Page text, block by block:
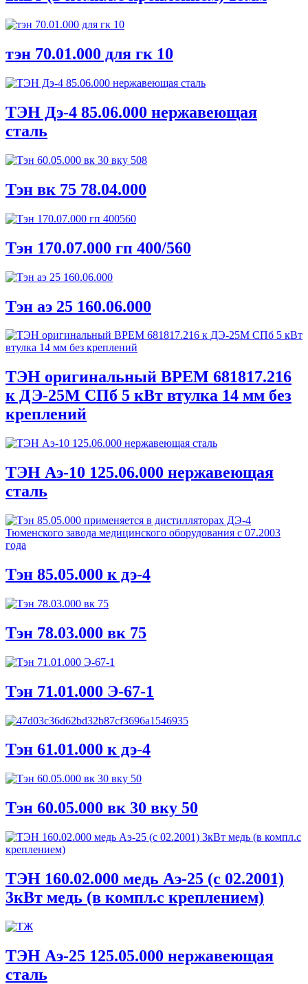
тэн 70.01.000 для гк 10
ТЭН Дэ-4 85.06.000 нержавеющая
сталь
Тэн вк 75 78.04.000
Тэн 170.07.000 гп 400/560
Тэн аэ 25 160.06.000
ТЭН оригинальный ВРЕМ 681817.216
к ДЭ-25М СПб 5 кВт втулка 14 мм без
креплений
ТЭН Аэ-10 125.06.000 нержавеющая
сталь
Тэн 85.05.000 к дэ-4
Тэн 78.03.000 вк 75
Тэн 71.01.000 Э-67-1
Тэн 61.01.000 к дэ-4
Тэн 60.05.000 вк 30 вку 50
ТЭН 160.02.000 медь Аэ-25 (с 02.2001)
3кВт медь (в компл.с креплением)
ТЭН Аэ-25 125.05.000 нержавеющая
сталь